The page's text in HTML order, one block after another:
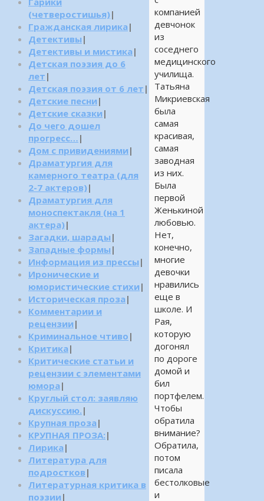
компанией
девчонок
из
соседнего
медицинского
училища.
Татьяна
Микриевская
была
самая
красивая,
самая
заводная
из них.
Была
первой
Женькиной
любовью.
Нет,
конечно,
многие
девочки
нравились
еще в
школе. И
Рая,
которую
догонял
по дороге
домой и
бил
портфелем.
Чтобы
обратила
внимание?
Обратила,
потом
писала
бестолковые
и
(четверостишья) |
Гражданская лирика |
Детективы |
Детективы и мистика |
Детская поэзия до 6
лет |
Детская поэзия от 6 лет |
Детские песни |
Детские сказки |
До чего дошел
прогресс… |
Дом с привидениями |
Драматургия для
камерного театра (для
2-7 актеров) |
Драматургия для
моноспектакля (на 1
актера) |
Загадки, шарады |
Западные формы |
Информация из прессы |
Иронические и
юмористические стихи |
Историческая проза |
Комментарии и
рецензии |
Криминальное чтиво |
Критика |
Критические статьи и
рецензии с элементами
юмора |
Круглый стол: заявляю
дискуссию. |
Крупная проза |
КРУПНАЯ ПРОЗА: |
Лирика |
Литература для
подростков |
Литературная критика в
поэзии |